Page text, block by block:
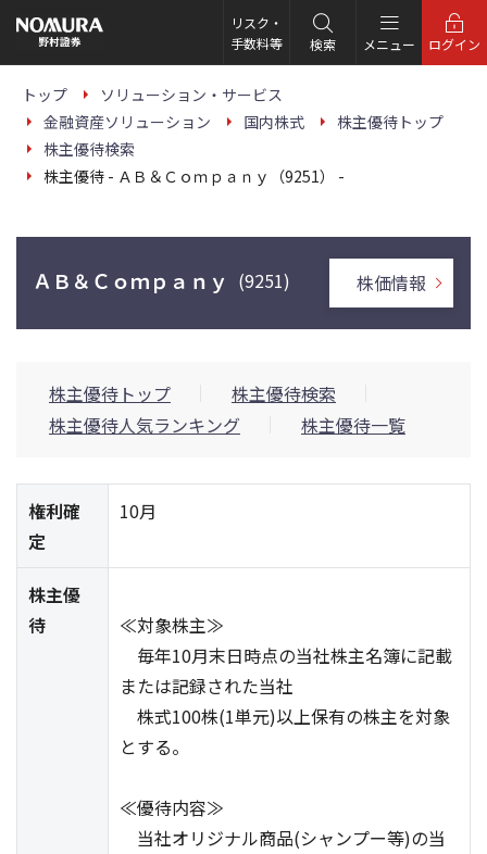
の
ー
リスク・
手数料等
検索 メニュー ログイン
トップ
ソリューション・サービス
金融資産ソリューション
国内株式
株主優待トップ
株主優待検索
株主優待 - ＡＢ＆Ｃｏｍｐａｎｙ（9251） -
ＡＢ＆Ｃｏｍｐａｎｙ (9251) 株価情報
株主優待トップ
株主優待検索
株主優待人気ランキング
株主優待一覧
権利確
定
10月
株主優
待
≪対象株主≫
毎年10月末日時点の当社株主名簿に記載
または記録された当社
株式100株(1単元)以上保有の株主を対象
とする。
≪優待内容≫
当社オリジナル商品(シャンプー等)の当